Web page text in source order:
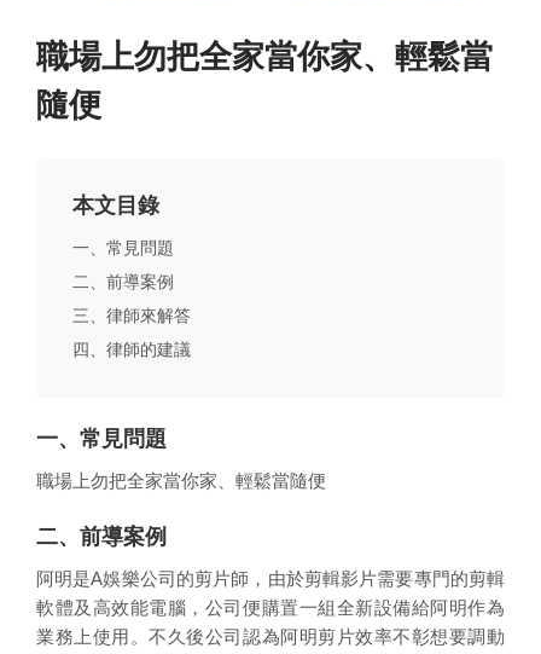
職場上勿把全家當你家、輕鬆當
隨便
本文目錄
一、常見問題
二、前導案例
三、律師來解答
四、律師的建議
一、常見問題
職場上勿把全家當你家、輕鬆當隨便
二、前導案例
阿明是A娛樂公司的剪片師，由於剪輯影片需要專門的剪輯
軟體及高效能電腦，公司便購置一組全新設備給阿明作為
業務上使用。不久後公司認為阿明剪片效率不彰想要調動